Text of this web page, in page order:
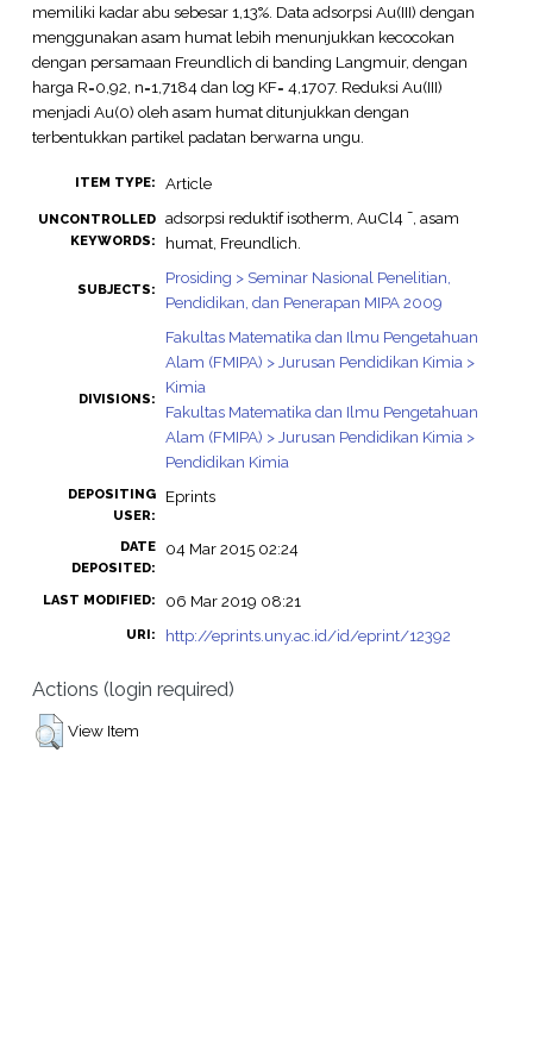
memiliki kadar abu sebesar 1,13%. Data adsorpsi Au(III) dengan
menggunakan asam humat lebih menunjukkan kecocokan
dengan persamaan Freundlich di banding Langmuir, dengan
harga R=0,92, n=1,7184 dan log KF= 4,1707. Reduksi Au(III)
menjadi Au(0) oleh asam humat ditunjukkan dengan
terbentukkan partikel padatan berwarna ungu.
ITEM TYPE: Article
UNCONTROLLED
KEYWORDS:
adsorpsi reduktif isotherm, AuCl4 ¯, asam
humat, Freundlich.
SUBJECTS:
Prosiding > Seminar Nasional Penelitian,
Pendidikan, dan Penerapan MIPA 2009
DIVISIONS:
Fakultas Matematika dan Ilmu Pengetahuan
Alam (FMIPA) > Jurusan Pendidikan Kimia >
Kimia
Fakultas Matematika dan Ilmu Pengetahuan
Alam (FMIPA) > Jurusan Pendidikan Kimia >
Pendidikan Kimia
DEPOSITING
USER:
Eprints
DATE
DEPOSITED:
04 Mar 2015 02:24
LAST MODIFIED: 06 Mar 2019 08:21
URI: http://eprints.uny.ac.id/id/eprint/12392
Actions (login required)
View Item